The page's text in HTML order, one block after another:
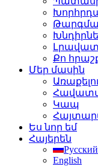
Քո
Մեր մասին
Կապ
Ես նոր եմ
Հայերեն
Русский
English